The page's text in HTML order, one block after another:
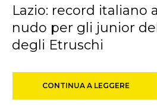
Lazio: record italiano
nudo per gli junior
degli Etruschi
CONTINUA A LEGGERE